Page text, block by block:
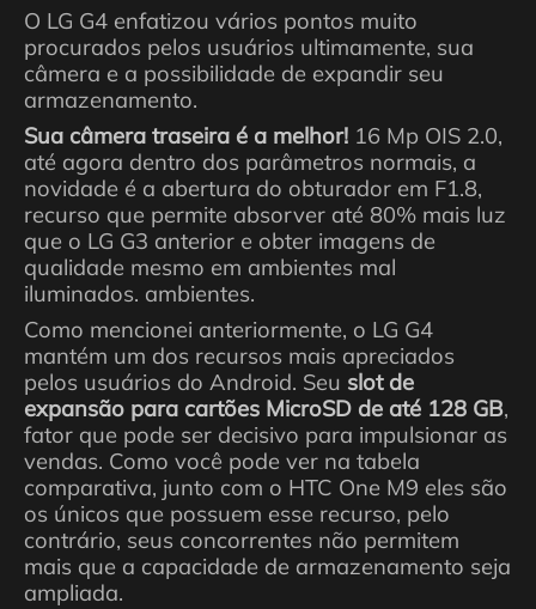
O LG G4 enfatizou vários pontos muito
procurados pelos usuários ultimamente, sua
câmera e a possibilidade de expandir seu
armazenamento.
Sua câmera traseira é a melhor! 16 Mp OIS 2.0,
até agora dentro dos parâmetros normais, a
novidade é a abertura do obturador em F1.8,
recurso que permite absorver até 80% mais luz
que o LG G3 anterior e obter imagens de
qualidade mesmo em ambientes mal
iluminados. ambientes.
Como mencionei anteriormente, o LG G4
mantém um dos recursos mais apreciados
pelos usuários do Android. Seu slot de
expansão para cartões MicroSD de até 128 GB,
fator que pode ser decisivo para impulsionar as
vendas. Como você pode ver na tabela
comparativa, junto com o HTC One M9 eles são
os únicos que possuem esse recurso, pelo
contrário, seus concorrentes não permitem
mais que a capacidade de armazenamento seja
ampliada.